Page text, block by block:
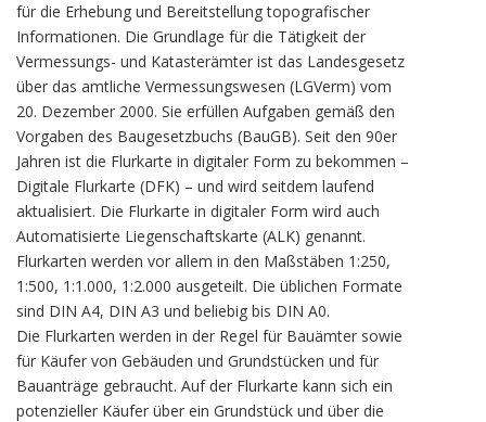
für die Erhebung und Bereitstellung topografischer
Informationen. Die Grundlage für die Tätigkeit der
Vermessungs- und Katasterämter ist das Landesgesetz
über das amtliche Vermessungswesen (LGVerm) vom
20. Dezember 2000. Sie erfüllen Aufgaben gemäß den
Vorgaben des Baugesetzbuchs (BauGB). Seit den 90er
Jahren ist die Flurkarte in digitaler Form zu bekommen –
Digitale Flurkarte (DFK) – und wird seitdem laufend
aktualisiert. Die Flurkarte in digitaler Form wird auch
Automatisierte Liegenschaftskarte (ALK) genannt.
Flurkarten werden vor allem in den Maßstäben 1:250,
1:500, 1:1.000, 1:2.000 ausgeteilt. Die üblichen Formate
sind DIN A4, DIN A3 und beliebig bis DIN A0.
Die Flurkarten werden in der Regel für Bauämter sowie
für Käufer von Gebäuden und Grundstücken und für
Bauanträge gebraucht. Auf der Flurkarte kann sich ein
potenzieller Käufer über ein Grundstück und über die